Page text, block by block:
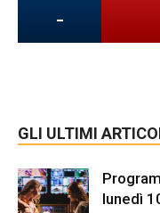
-
GLI ULTIMI
lunedì